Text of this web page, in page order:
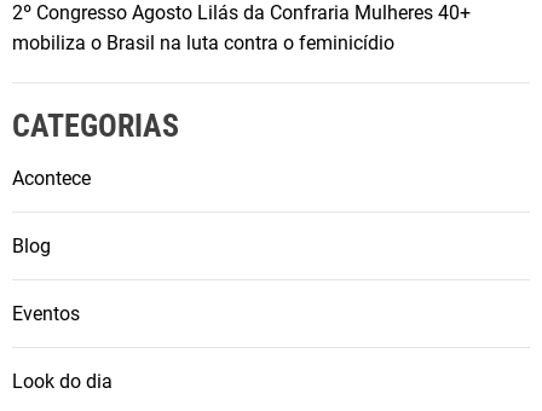
2º Congresso Agosto Lilás da Confraria Mulheres 40+
mobiliza o Brasil na luta contra o feminicídio
CATEGORIAS
Acontece
Blog
Eventos
Look do dia